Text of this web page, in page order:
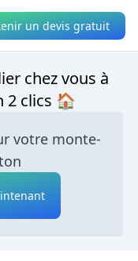
un devis gratuit
chez vous à
2 clics 🏠
votre monte-